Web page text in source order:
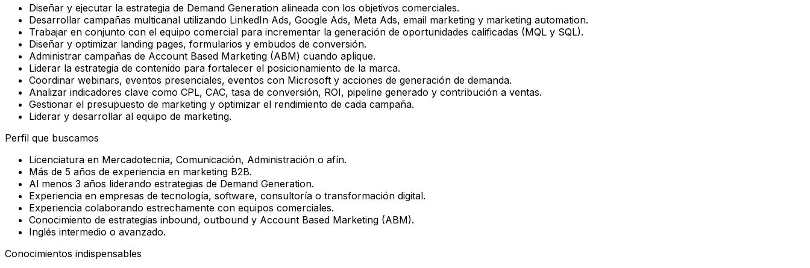
Diseñar y ejecutar la estrategia de Demand Generation alineada con los objetivos comerciales.
Desarrollar campañas multicanal utilizando LinkedIn Ads, Google Ads, Meta Ads, email marketing y marketing automation.
Trabajar en conjunto con el equipo comercial para incrementar la generación de oportunidades calificadas (MQL y SQL).
Diseñar y optimizar landing pages, formularios y embudos de conversión.
Administrar campañas de Account Based Marketing (ABM) cuando aplique.
Liderar la estrategia de contenido para fortalecer el posicionamiento de la marca.
Coordinar webinars, eventos presenciales, eventos con Microsoft y acciones de generación de demanda.
Analizar indicadores clave como CPL, CAC, tasa de conversión, ROI, pipeline generado y contribución a ventas.
Gestionar el presupuesto de marketing y optimizar el rendimiento de cada campaña.
Liderar y desarrollar al equipo de marketing.
Perfil que buscamos
Licenciatura en Mercadotecnia, Comunicación, Administración o afín.
Más de 5 años de experiencia en marketing B2B.
Al menos 3 años liderando estrategias de Demand Generation.
Experiencia en empresas de tecnología, software, consultoría o transformación digital.
Experiencia colaborando estrechamente con equipos comerciales.
Conocimiento de estrategias inbound, outbound y Account Based Marketing (ABM).
Inglés intermedio o avanzado.
Conocimientos indispensables